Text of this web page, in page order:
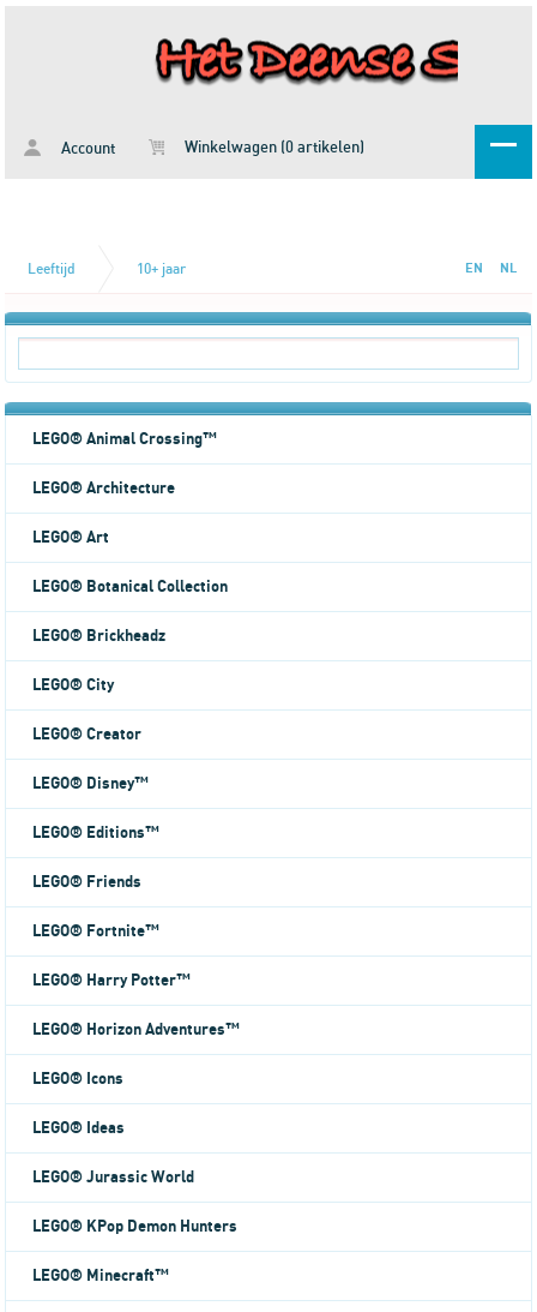
Account Winkelwagen (0 artikelen)
Leeftijd 10+ jaar EN NL
LEGO® Animal Crossing™
LEGO® Architecture
LEGO® Art
LEGO® Botanical Collection
LEGO® Brickheadz
LEGO® City
LEGO® Creator
LEGO® Disney™
LEGO® Editions™
LEGO® Friends
LEGO® Fortnite™
LEGO® Harry Potter™
LEGO® Horizon Adventures™
LEGO® Icons
LEGO® Ideas
LEGO® Jurassic World
LEGO® KPop Demon Hunters
LEGO® Minecraft™